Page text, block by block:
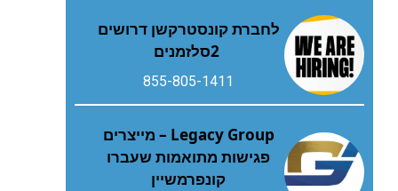
‬2‭ ‬סלזמנים
855-805-1411
Legacy Group – מייצרים
פגישות מתואמות שעברו
קונפרמשיין